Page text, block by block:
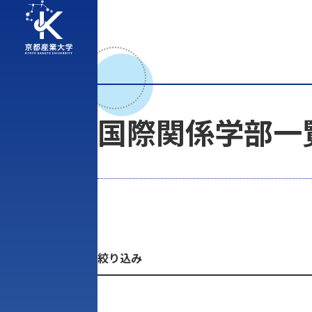
国際関係学部一
絞り込み